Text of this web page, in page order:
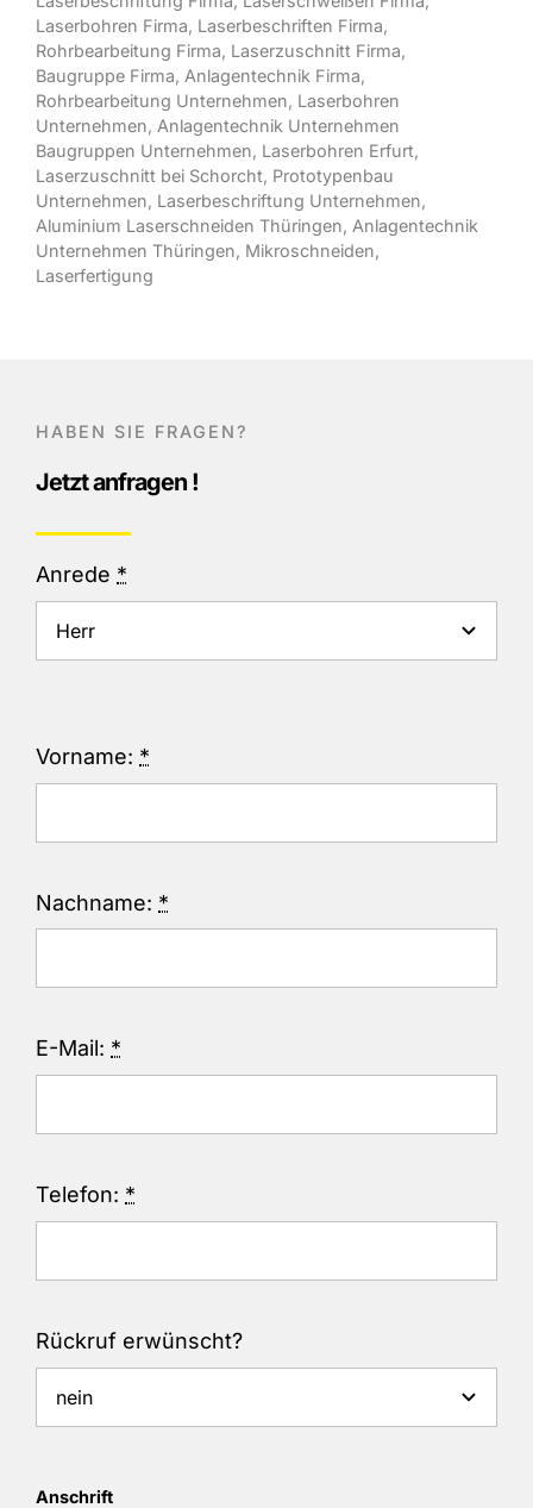
Laserbohren Firma, Laserbeschriften Firma,
Rohrbearbeitung Firma, Laserzuschnitt Firma,
Baugruppe Firma, Anlagentechnik Firma,
Rohrbearbeitung Unternehmen, Laserbohren
Unternehmen, Anlagentechnik Unternehmen
Baugruppen Unternehmen, Laserbohren Erfurt,
Laserzuschnitt bei Schorcht, Prototypenbau
Unternehmen, Laserbeschriftung Unternehmen,
Aluminium Laserschneiden Thüringen, Anlagentechnik
Unternehmen Thüringen, Mikroschneiden,
Laserfertigung
HABEN SIE FRAGEN?
Jetzt anfragen !
Anrede *
Vorname: *
Nachname: *
E-Mail: *
Telefon: *
Rückruf erwünscht?
Anschrift